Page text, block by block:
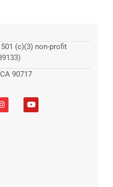
(c)(3) non-profit
90717